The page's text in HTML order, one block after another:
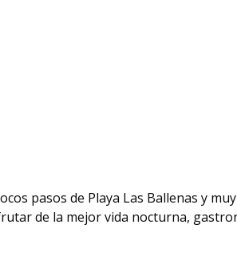
pasos de Playa Las Ballenas y
de la mejor vida nocturna,